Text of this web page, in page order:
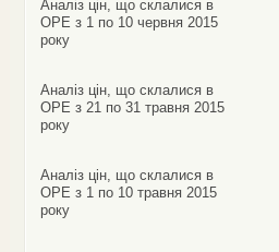
Аналіз цін, що склалися в
ОРЕ з 1 по 10 червня 2015
року
Аналіз цін, що склалися в
ОРЕ з 21 по 31 травня 2015
року
Аналіз цін, що склалися в
ОРЕ з 1 по 10 травня 2015
року